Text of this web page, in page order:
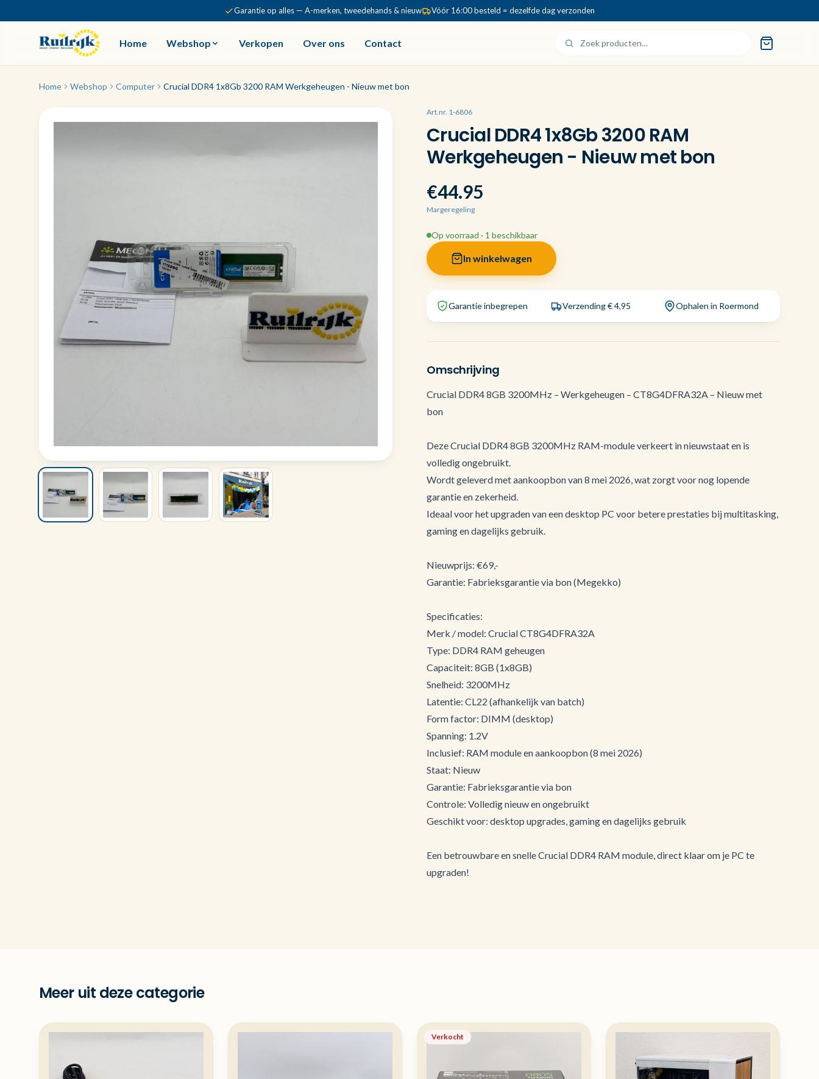
Garantie op alles — A-merken, tweedehands & nieuw Vóór 16:00 besteld = dezelfde dag verzonden
Home Webshop Verkopen Over ons Contact
Home Webshop Computer Crucial DDR4 1x8Gb 3200 RAM Werkgeheugen - Nieuw met bon
Art.nr. 1-6806
Crucial DDR4 1x8Gb 3200 RAM
Werkgeheugen - Nieuw met bon
€44.95
Margeregeling
Op voorraad · 1 beschikbaar
In winkelwagen
Garantie inbegrepen Verzending € 4,95 Ophalen in Roermond
Omschrijving
Crucial DDR4 8GB 3200MHz – Werkgeheugen – CT8G4DFRA32A – Nieuw met
bon
Deze Crucial DDR4 8GB 3200MHz RAM-module verkeert in nieuwstaat en is
volledig ongebruikt.
Wordt geleverd met aankoopbon van 8 mei 2026, wat zorgt voor nog lopende
garantie en zekerheid.
Ideaal voor het upgraden van een desktop PC voor betere prestaties bij multitasking,
gaming en dagelijks gebruik.
Nieuwprijs: €69,-
Garantie: Fabrieksgarantie via bon (Megekko)
Specificaties:
Merk / model: Crucial CT8G4DFRA32A
Type: DDR4 RAM geheugen
Capaciteit: 8GB (1x8GB)
Snelheid: 3200MHz
Latentie: CL22 (afhankelijk van batch)
Form factor: DIMM (desktop)
Spanning: 1.2V
Inclusief: RAM module en aankoopbon (8 mei 2026)
Staat: Nieuw
Garantie: Fabrieksgarantie via bon
Controle: Volledig nieuw en ongebruikt
Geschikt voor: desktop upgrades, gaming en dagelijks gebruik
Een betrouwbare en snelle Crucial DDR4 RAM module, direct klaar om je PC te
upgraden!
Meer uit deze categorie
Verkocht